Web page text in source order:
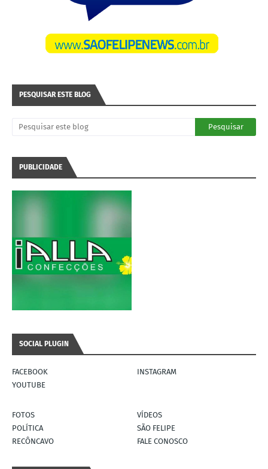
PESQUISAR ESTE BLOG
PUBLICIDADE
SOCIAL PLUGIN
FACEBOOK
INSTAGRAM
YOUTUBE
FOTOS
VÍDEOS
POLÍTICA
SÃO FELIPE
RECÔNCAVO
FALE CONOSCO